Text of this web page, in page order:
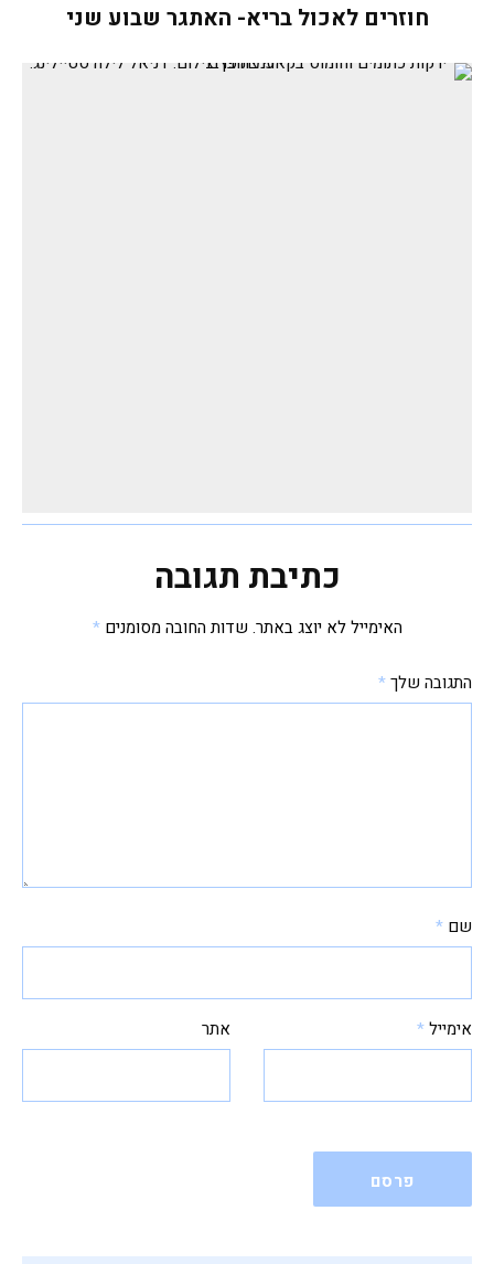
חוזרים לאכול בריא- האתגר שבוע שני
כתיבת תגובה
האימייל לא יוצג באתר. שדות החובה מסומנים*
התגובה שלך*
שם *
אימייל* אתר